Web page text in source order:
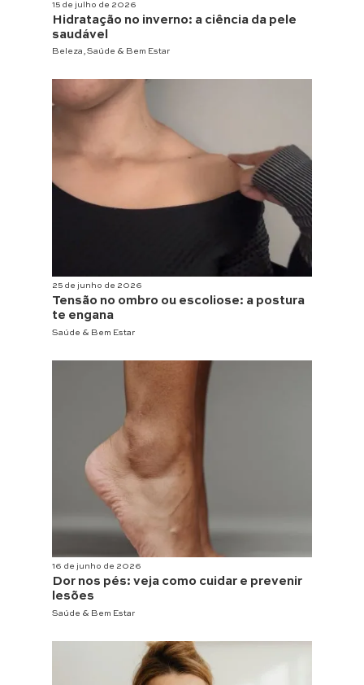
15 de julho de 2026
Hidratação no inverno: a ciência da pele
saudável
Beleza , Saúde & Bem Estar
25 de junho de 2026
Tensão no ombro ou escoliose: a postura
te engana
Saúde & Bem Estar
16 de junho de 2026
Dor nos pés: veja como cuidar e prevenir
lesões
Saúde & Bem Estar